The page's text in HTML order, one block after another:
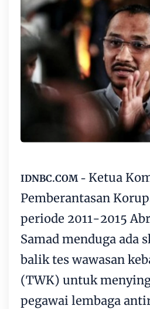
IDNBC.COM - Ketua
Pemberantasan
periode 2011-2015
Samad menduga ada
balik tes wawasan
(TWK) untuk
pegawai lembaga